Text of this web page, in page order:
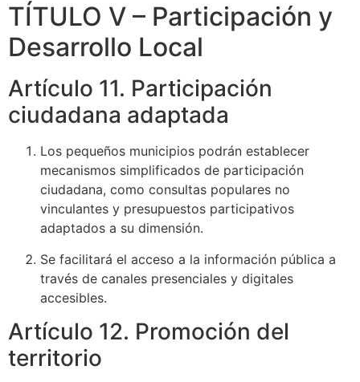
TÍTULO V – Participación y
Desarrollo Local
Artículo 11. Participación
ciudadana adaptada
Los pequeños municipios podrán establecer
mecanismos simplificados de participación
ciudadana, como consultas populares no
vinculantes y presupuestos participativos
adaptados a su dimensión.
Se facilitará el acceso a la información pública a
través de canales presenciales y digitales
accesibles.
Artículo 12. Promoción del
territorio